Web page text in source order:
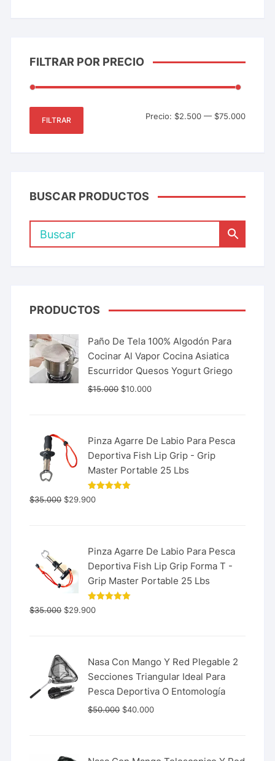
FILTRAR POR PRECIO
FILTRAR Precio: $2.500— $75.000
BUSCAR PRODUCTOS
PRODUCTOS
Paño De Tela 100% Algodón Para
Cocinar Al Vapor Cocina Asiatica
Escurridor Quesos Yogurt Griego
$15.000 $10.000
Pinza Agarre De Labio Para Pesca
Deportiva Fish Lip Grip - Grip
Master Portable 25 Lbs
Valorado
con
$35.000 $29.900
Pinza Agarre De Labio Para Pesca
Deportiva Fish Lip Grip Forma T -
Grip Master Portable 25 Lbs
Valorado
con
$35.000 $29.900
Nasa Con Mango Y Red Plegable 2
Secciones Triangular Ideal Para
Pesca Deportiva O Entomología
$50.000 $40.000